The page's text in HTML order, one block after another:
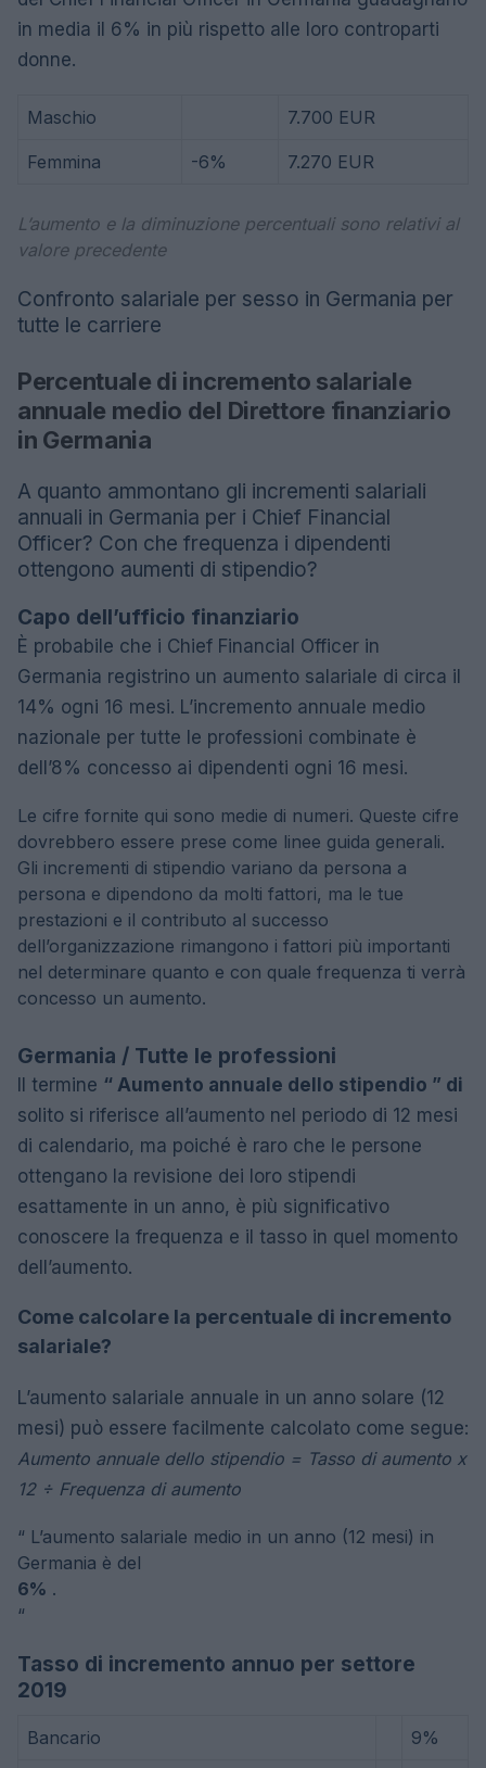
in media il 6% in più rispetto alle loro controparti
donne.
Maschio 7.700 EUR
Femmina -6% 7.270 EUR
L’aumento e la diminuzione percentuali sono relativi al
valore precedente
Confronto salariale per sesso in Germania per
tutte le carriere
Percentuale di incremento salariale
annuale medio del Direttore finanziario
in Germania
A quanto ammontano gli incrementi salariali
annuali in Germania per i Chief Financial
Officer? Con che frequenza i dipendenti
ottengono aumenti di stipendio?
Capo dell’ufficio finanziario
È probabile che i Chief Financial Officer in
Germania registrino un aumento salariale di circa il
14% ogni 16 mesi. L’incremento annuale medio
nazionale per tutte le professioni combinate è
dell’8% concesso ai dipendenti ogni 16 mesi.
Le cifre fornite qui sono medie di numeri. Queste cifre
dovrebbero essere prese come linee guida generali.
Gli incrementi di stipendio variano da persona a
persona e dipendono da molti fattori, ma le tue
prestazioni e il contributo al successo
dell’organizzazione rimangono i fattori più importanti
nel determinare quanto e con quale frequenza ti verrà
concesso un aumento.
Germania / Tutte le professioni
Il termine “ Aumento annuale dello stipendio ” di
solito si riferisce all’aumento nel periodo di 12 mesi
di calendario, ma poiché è raro che le persone
ottengano la revisione dei loro stipendi
esattamente in un anno, è più significativo
conoscere la frequenza e il tasso in quel momento
dell’aumento.
Come calcolare la percentuale di incremento
salariale?
L’aumento salariale annuale in un anno solare (12
mesi) può essere facilmente calcolato come segue:
Aumento annuale dello stipendio = Tasso di aumento x
12 ÷ Frequenza di aumento
“ L’aumento salariale medio in un anno (12 mesi) in
Germania è del
6% .
“
Tasso di incremento annuo per settore
2019
Bancario 9%